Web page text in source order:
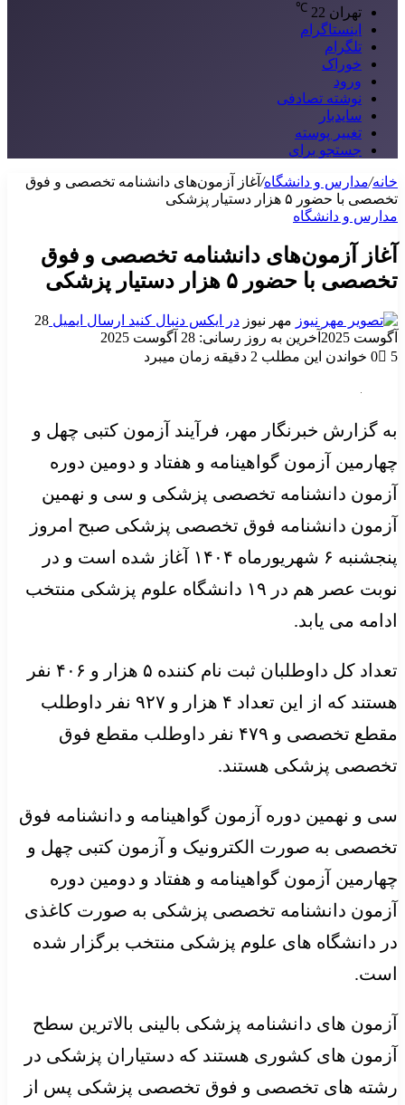
تهران 22
℃
اینستاگرام
تلگرام
خوراک
ورود
نوشته تصادفی
سایدبار
تغییر پوسته
جستجو برای
خانه/مدارس و دانشگاه/ آغاز آزمون‌های دانشنامه تخصصی و فوق
تخصصی با حضور ۵ هزار دستیار پزشکی
مدارس و دانشگاه
آغاز آزمون‌های دانشنامه تخصصی و فوق
تخصصی با حضور ۵ هزار دستیار پزشکی
مهر نیوز در ایکس دنبال کنید ارسال ایمیل 28
آگوست 2025
آخرین به روز رسانی: 28 آگوست 2025
0
5 خواندن این مطلب 2 دقیقه زمان میبرد
به گزارش خبرنگار مهر، فرآیند آزمون کتبی چهل و
چهارمین آزمون گواهینامه و هفتاد و دومین دوره
آزمون دانشنامه تخصصی پزشکی و سی و نهمین
آزمون دانشنامه فوق تخصصی پزشکی صبح امروز
پنجشنبه ۶ شهریورماه ۱۴۰۴ آغاز شده است و در
نوبت عصر هم در ۱۹ دانشگاه علوم پزشکی منتخب
ادامه می یابد.
تعداد کل داوطلبان ثبت نام کننده ۵ هزار و ۴۰۶ نفر
هستند که از این تعداد ۴ هزار و ۹۲۷ نفر داوطلب
مقطع تخصصی و ۴۷۹ نفر داوطلب مقطع فوق
تخصصی پزشکی هستند.
سی و نهمین دوره آزمون گواهینامه و دانشنامه فوق
تخصصی به صورت الکترونیک و آزمون کتبی چهل و
چهارمین آزمون گواهینامه و هفتاد و دومین دوره
آزمون دانشنامه تخصصی پزشکی به صورت کاغذی
در دانشگاه های علوم پزشکی منتخب برگزار شده
است.
آزمون های دانشنامه پزشکی بالینی بالاترین سطح
آزمون های کشوری هستند که دستیاران پزشکی در
رشته های تخصصی و فوق تخصصی پزشکی پس از